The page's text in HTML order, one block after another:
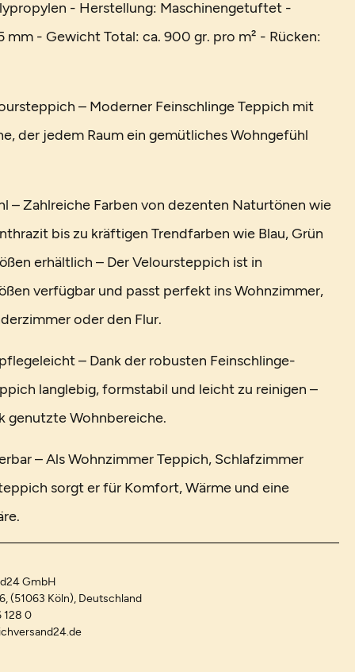
- Herstellung: Maschinengetuftet -
mm - Gewicht Total: ca. 900 gr. pro m² - Rücken:
– Moderner Feinschlinge Teppich mit
der jedem Raum ein gemütliches Wohngefühl
– Zahlreiche Farben von dezenten Naturtönen wie
bis zu kräftigen Trendfarben wie Blau, Grün
erhältlich – Der Veloursteppich ist in
verfügbar und passt perfekt ins Wohnzimmer,
oder den Flur.
– Dank der robusten Feinschlinge-
langlebig, formstabil und leicht zu reinigen –
genutzte Wohnbereiche.
– Als Wohnzimmer Teppich, Schlafzimmer
sorgt er für Komfort, Wärme und eine
GmbH
(51063 Köln), Deutschland
128 0